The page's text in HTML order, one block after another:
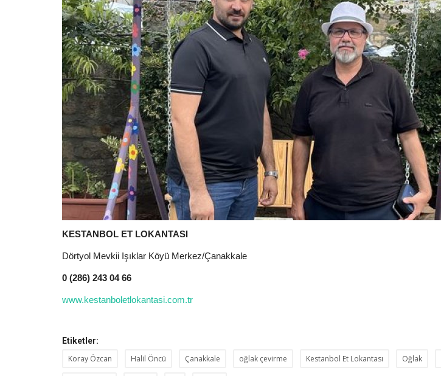
KESTANBOL ET LOKANTASI
Dörtyol Mevkii Işıklar Köyü Merkez/Çanakkale
0 (286) 243 04 66
www.kestanboletlokantasi.com.tr
Etiketler:
Koray Özcan Halil Öncü Çanakkale oğlak çevirme Kestanbol Et Lokantası Oğlak